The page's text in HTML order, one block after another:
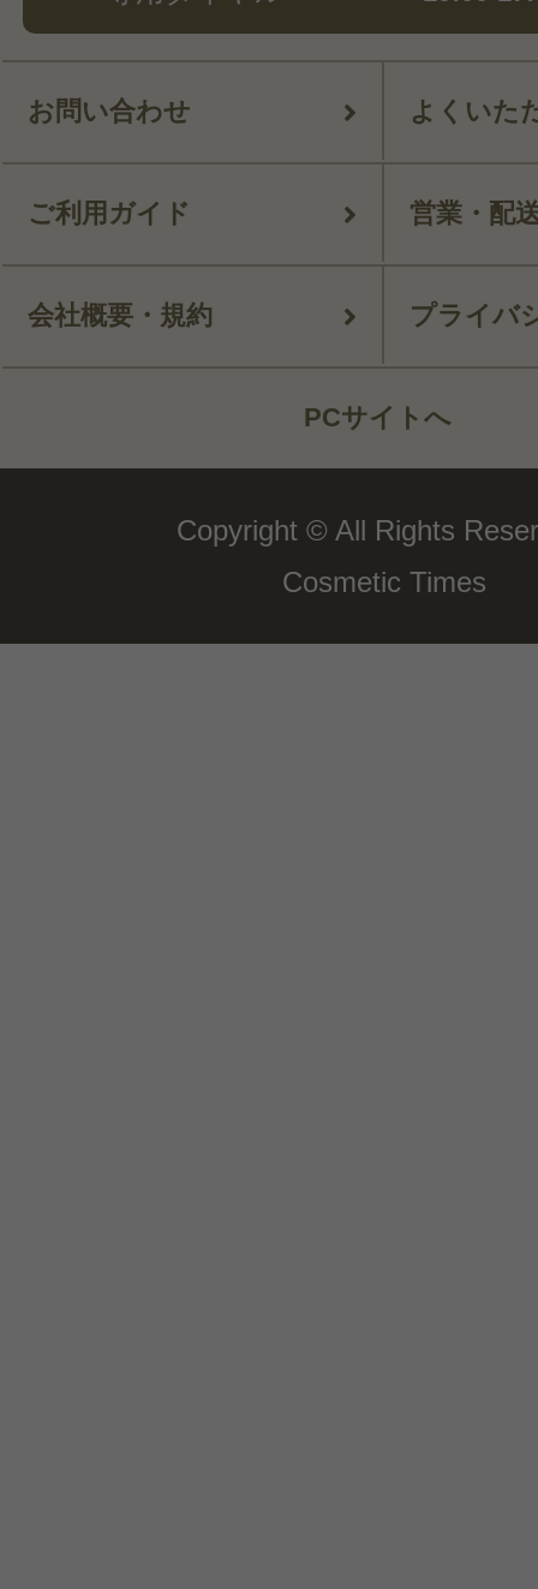
お問い合わせ よくいた
ご利用ガイド 営業・配
会社概要・規約 プライバ
PCサイトへ
Copyright © All Rights
Cosmetic Times